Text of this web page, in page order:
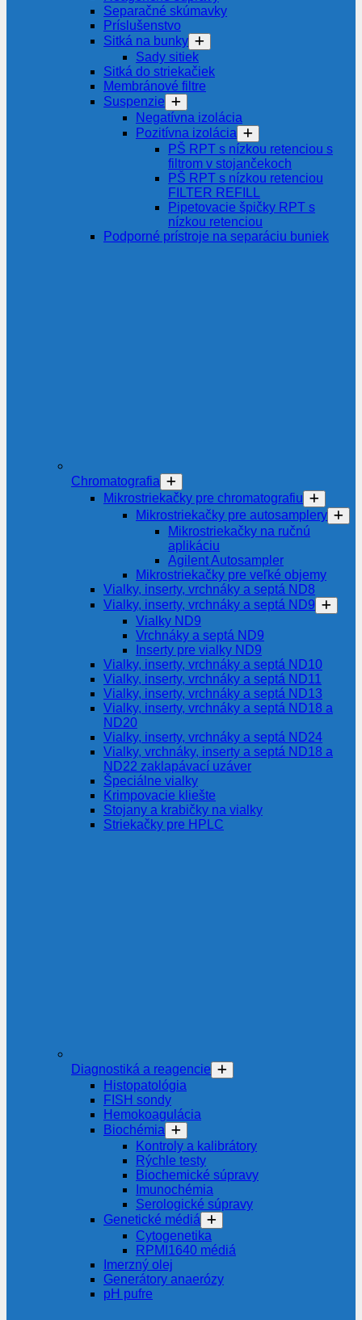
Separačné skúmavky
Príslušenstvo
Sitká na bunky
Sady sitiek
Sitká do striekačiek
Membránové filtre
Suspenzie
Negatívna izolácia
Pozitívna izolácia
PŠ RPT s nízkou retenciou s
filtrom v stojančekoch
PŠ RPT s nízkou retenciou
FILTER REFILL
Pipetovacie špičky RPT s
nízkou retenciou
Podporné prístroje na separáciu buniek
Chromatografia
Mikrostriekačky pre chromatografiu
Mikrostriekačky pre autosamplery
Mikrostriekačky na ručnú
aplikáciu
Agilent Autosampler
Mikrostriekačky pre veľké objemy
Vialky, inserty, vrchnáky a septá ND8
Vialky, inserty, vrchnáky a septá ND9
Vialky ND9
Vrchnáky a septá ND9
Inserty pre vialky ND9
Vialky, inserty, vrchnáky a septá ND10
Vialky, inserty, vrchnáky a septá ND11
Vialky, inserty, vrchnáky a septá ND13
Vialky, inserty, vrchnáky a septá ND18 a
ND20
Vialky, inserty, vrchnáky a septá ND24
Vialky, vrchnáky, inserty a septá ND18 a
ND22 zaklapávací uzáver
Špeciálne vialky
Krimpovacie kliešte
Stojany a krabičky na vialky
Striekačky pre HPLC
Diagnostiká a reagencie
Histopatológia
FISH sondy
Hemokoagulácia
Biochémia
Kontroly a kalibrátory
Rýchle testy
Biochemické súpravy
Imunochémia
Serologické súpravy
Genetické médiá
Cytogenetika
RPMI1640 médiá
Imerzný olej
Generátory anaerózy
pH pufre